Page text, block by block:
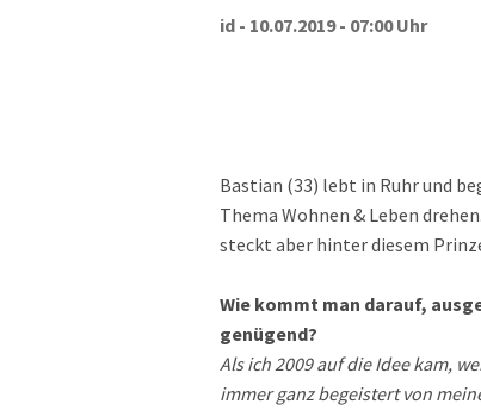
id - 10.07.2019 - 07:00 Uhr
Bastian (33) lebt in Ruhr und
Thema Wohnen & Leben
steckt aber hinter diesem
Wie kommt man darauf,
genügend?
Als ich 2009 auf die Idee kam,
immer ganz begeistert von